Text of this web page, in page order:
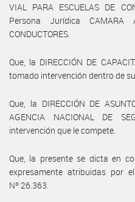
VIAL PARA ESCUELAS DE
Persona Jurídica CAMARA
CONDUCTORES.
Que, la DIRECCIÓN DE
tomado intervención dentro de
Que, la DIRECCIÓN DE
AGENCIA NACIONAL DE
intervención que le compete.
Que, la presente se dicta en
expresamente atribuidas por
Nº 26.363.